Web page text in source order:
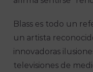
Blass es todo un
un artista
innovadoras
televisiones de